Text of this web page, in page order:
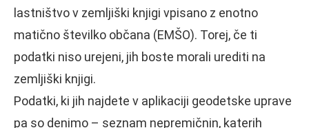
lastništvo v zemljiški knjigi vpisano z enotno
matično številko občana (EMŠO). Torej, če ti
podatki niso urejeni, jih boste morali urediti na
zemljiški knjigi.
Podatki, ki jih najdete v aplikaciji geodetske uprave
pa so denimo – seznam nepremičnin, katerih